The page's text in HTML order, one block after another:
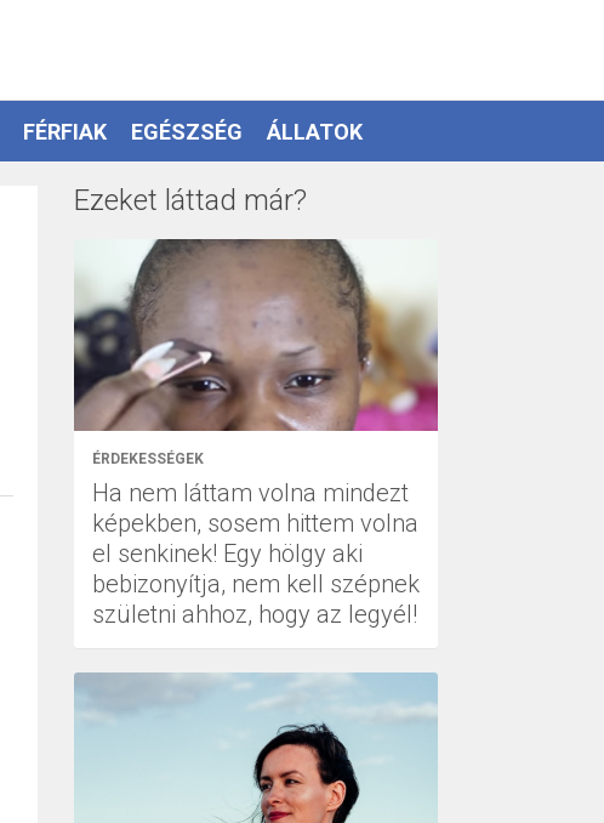
FÉRFIAK EGÉSZSÉG ÁLLATOK
Ezeket láttad már?
ÉRDEKESSÉGEK
Ha nem láttam volna mindezt
képekben, sosem hittem volna
el senkinek! Egy hölgy aki
bebizonyítja, nem kell szépnek
születni ahhoz, hogy az legyél!